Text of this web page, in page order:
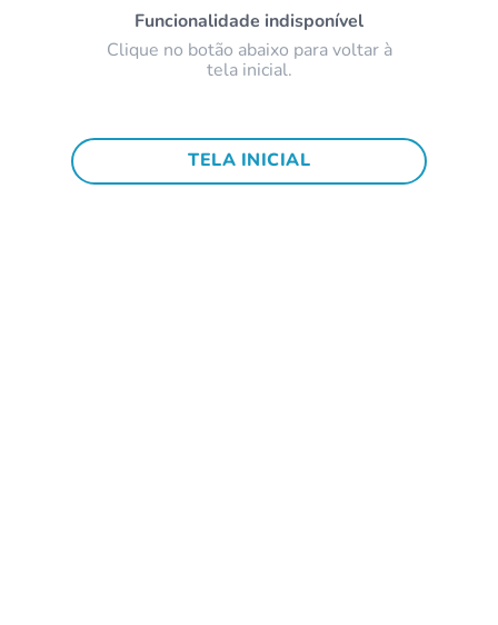
Funcionalidade indisponível
Clique no botão abaixo para voltar à
tela inicial.
TELA INICIAL